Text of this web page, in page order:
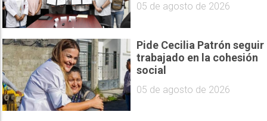
05 de agosto de 2026
Pide Cecilia Patrón seguir
trabajado en la cohesión
social
05 de agosto de 2026